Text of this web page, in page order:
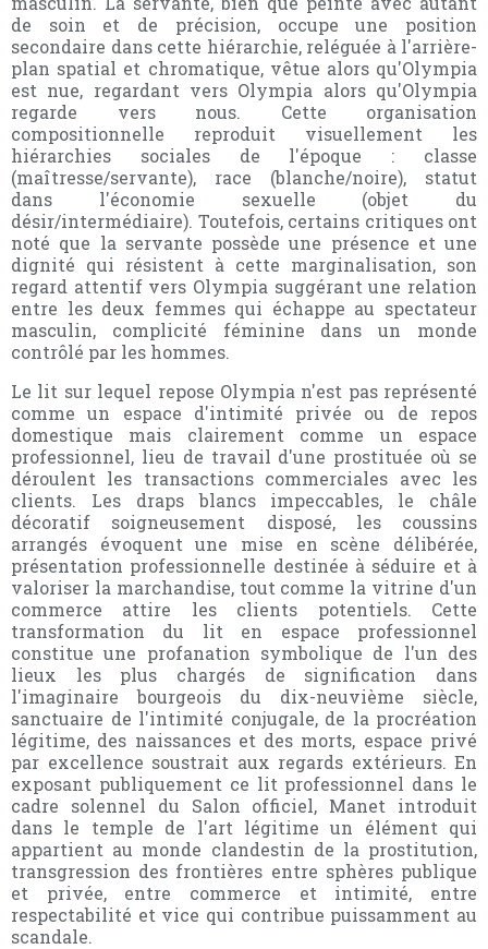
de soin et de précision, occupe une position
secondaire dans cette hiérarchie, reléguée à l'arrière-
plan spatial et chromatique, vêtue alors qu'Olympia
est nue, regardant vers Olympia alors qu'Olympia
regarde vers nous. Cette organisation
compositionnelle reproduit visuellement les
hiérarchies sociales de l'époque : classe
(maîtresse/servante), race (blanche/noire), statut
dans l'économie sexuelle (objet du
désir/intermédiaire). Toutefois, certains critiques ont
noté que la servante possède une présence et une
dignité qui résistent à cette marginalisation, son
regard attentif vers Olympia suggérant une relation
entre les deux femmes qui échappe au spectateur
masculin, complicité féminine dans un monde
contrôlé par les hommes.
Le lit sur lequel repose Olympia n'est pas représenté
comme un espace d'intimité privée ou de repos
domestique mais clairement comme un espace
professionnel, lieu de travail d'une prostituée où se
déroulent les transactions commerciales avec les
clients. Les draps blancs impeccables, le châle
décoratif soigneusement disposé, les coussins
arrangés évoquent une mise en scène délibérée,
présentation professionnelle destinée à séduire et à
valoriser la marchandise, tout comme la vitrine d'un
commerce attire les clients potentiels. Cette
transformation du lit en espace professionnel
constitue une profanation symbolique de l'un des
lieux les plus chargés de signification dans
l'imaginaire bourgeois du dix-neuvième siècle,
sanctuaire de l'intimité conjugale, de la procréation
légitime, des naissances et des morts, espace privé
par excellence soustrait aux regards extérieurs. En
exposant publiquement ce lit professionnel dans le
cadre solennel du Salon officiel, Manet introduit
dans le temple de l'art légitime un élément qui
appartient au monde clandestin de la prostitution,
transgression des frontières entre sphères publique
et privée, entre commerce et intimité, entre
respectabilité et vice qui contribue puissamment au
scandale.